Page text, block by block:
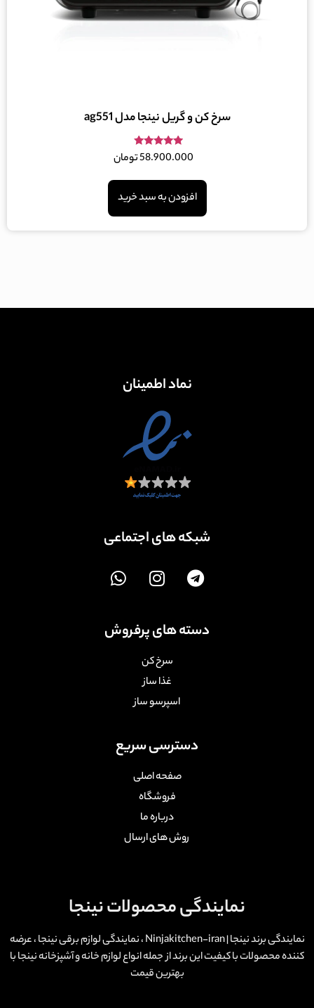
سرخ کن و گریل نینجا مدل ag551
امتیاز
58.900.000تومان
افزودن به سبد خرید
دسترسی سریع
صفحه اصلی
فروشگاه
درباره ما
روش های ارسال
دسته های پرفروش
سرخ کن
غذا ساز
اسپرسو ساز
شبکه های اجتماعی
نماد اطمینان
نمایندگی محصولات نینجا
نمایندگی برند نینجا | Ninjakitchen-iran ، نمایندگی لوازم برقی نینجا ، عرضه
کننده محصولات با کیفیت این برند از جمله انواع لوازم خانه و آشپزخانه نینجا با
بهترین قیمت